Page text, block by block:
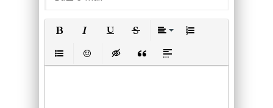
Маркированный список
Вставить смайлик
Вставка скрытого текста
Вставка цитаты
Вставка спойлера